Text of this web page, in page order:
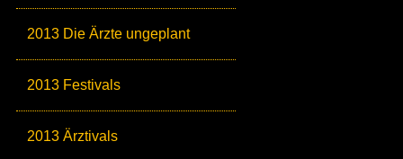
2013 Die Ärzte ungeplant
2013 Festivals
2013 Ärztivals